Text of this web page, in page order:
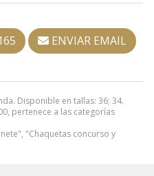
Disponible en tallas: 36; 34.
pertenece a las categorías
"Chaquetas concurso y
ENVIAR EMAIL